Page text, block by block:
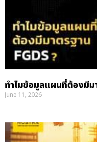
ทำไมข้อมูลแผนที่ต้องมีม
June 11, 2026